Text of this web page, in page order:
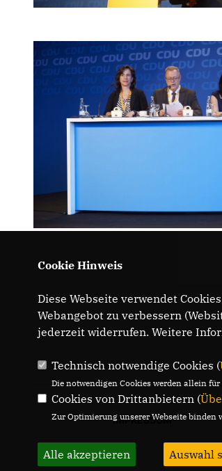
IMPRESSUM
Cookie Hinweis
Diese Webseite verwendet
Webangebot zu verbessern
jederzeit widerrufen. Weitere
Technisch notwendige Cookies (
Die notwendigen Cookies werden allein
Cookies von Drittanbietern (
Zur Optimierung unserer Webseite
Alle akzeptieren Auswahl